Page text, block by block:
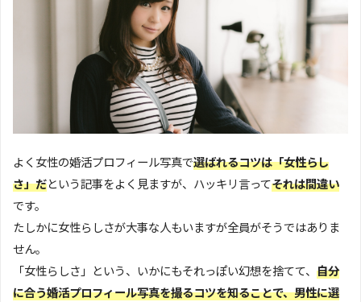
よく女性の婚活プロフィール写真で選ばれるコツは「女性らし
さ」だという記事をよく見ますが、ハッキリ言ってそれは間違い
です。
たしかに女性らしさが大事な人もいますが全員がそうではありま
せん。
「女性らしさ」という、いかにもそれっぽい幻想を捨てて、 自分
に合う婚活プロフィール写真を撮るコツを知ることで、男性に選